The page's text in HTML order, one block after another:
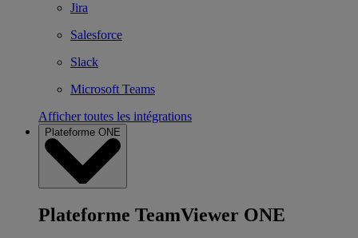
Jira
Salesforce
Slack
Microsoft Teams
Afficher toutes les intégrations
Plateforme ONE
Plateforme TeamViewer ONE